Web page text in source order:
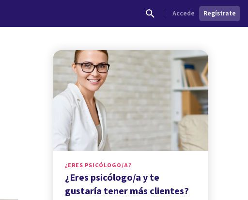
Accede Regístrate
¿ERES PSICÓLOGO/A?
¿Eres psicólogo/a y te
gustaría tener más clientes?